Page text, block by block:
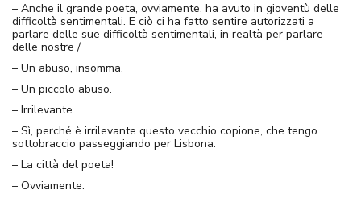
– Anche il grande poeta, ovviamente, ha avuto in gioventù delle
difficoltà sentimentali. E ciò ci ha fatto sentire autorizzati a
parlare delle sue difficoltà sentimentali, in realtà per parlare
delle nostre /
– Un abuso, insomma.
– Un piccolo abuso.
– Irrilevante.
– Sì, perché è irrilevante questo vecchio copione, che tengo
sottobraccio passeggiando per Lisbona.
– La città del poeta!
– Ovviamente.